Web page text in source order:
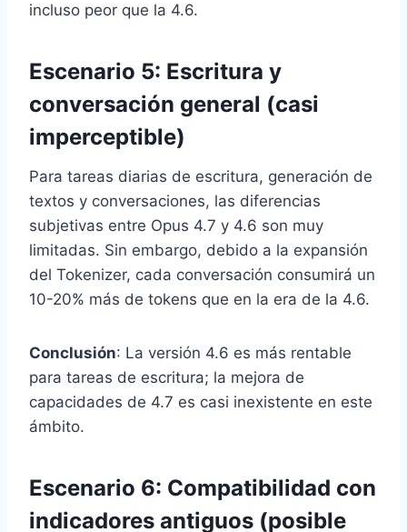
incluso peor que la 4.6.
Escenario 5: Escritura y
conversación general (casi
imperceptible)
Para tareas diarias de escritura, generación de
textos y conversaciones, las diferencias
subjetivas entre Opus 4.7 y 4.6 son muy
limitadas. Sin embargo, debido a la expansión
del Tokenizer, cada conversación consumirá un
10-20% más de tokens que en la era de la 4.6.
Conclusión: La versión 4.6 es más rentable
para tareas de escritura; la mejora de
capacidades de 4.7 es casi inexistente en este
ámbito.
Escenario 6: Compatibilidad con
indicadores antiguos (posible